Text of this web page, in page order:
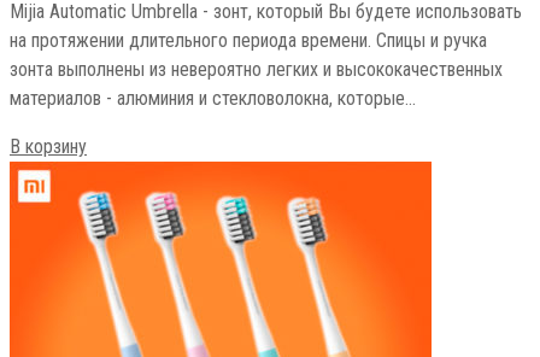
Mijia Automatic Umbrella - зонт, который Вы будете использовать
на протяжении длительного периода времени. Спицы и ручка
зонта выполнены из невероятно легких и высококачественных
материалов - алюминия и стекловолокна, которые…
В корзину